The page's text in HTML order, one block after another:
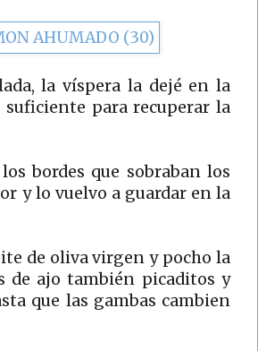
la víspera la dejé en la
para recuperar la
bordes que sobraban los
y lo vuelvo a guardar en la
de oliva virgen y pocho la
de ajo también picaditos y
que las gambas cambien